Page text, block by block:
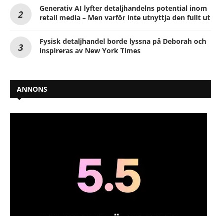
Generativ AI lyfter detaljhandelns potential inom
retail media – Men varför inte utnyttja den fullt ut
Fysisk detaljhandel borde lyssna på Deborah och
inspireras av New York Times
ANNONS